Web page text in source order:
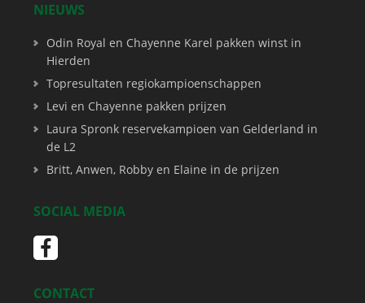
NIEUWS
Odin Royal en Chayenne Karel pakken winst in
Hierden
Topresultaten regiokampioenschappen
Levi en Chayenne pakken prijzen
Laura Spronk reservekampioen van Gelderland in
de L2
Britt, Anwen, Robby en Elaine in de prijzen
SOCIAL MEDIA
CONTACT